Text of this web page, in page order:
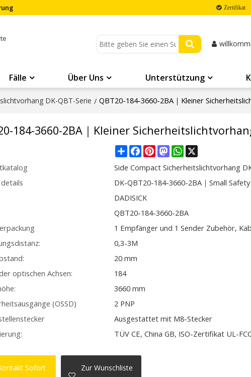
Zertifikat
Fälle Über Uns Unterstützung
DK-QBT-Serie / QBT20-184-3660-2BA｜Kleiner
184-3660-2BA｜Kleiner
ShareFacebook
PinterestMastodonWhatsApp
Side Compact Sicherheitslichtvorhang
DK-QBT20-184-3660-2BA｜Small
DADISICK
QBT20-184-3660-2BA
1 Empfänger und 1 Sender Zubehör,
0,3-3M
20 mm
optischen Achsen:
184
3660 mm
(OSSD)
2 PNP
Ausgestattet mit M8-Stecker
TÜV CE, China GB, ISO-Zertifikat UL-
Sofort
Zur Wunschliste